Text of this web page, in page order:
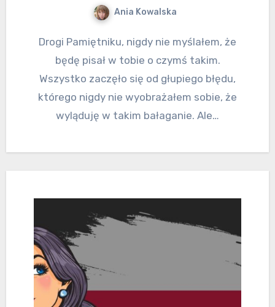
Ania Kowalska
Drogi Pamiętniku, nigdy nie myślałem, że
będę pisał w tobie o czymś takim.
Wszystko zaczęło się od głupiego błędu,
którego nigdy nie wyobrażałem sobie, że
wyląduję w takim bałaganie. Ale…